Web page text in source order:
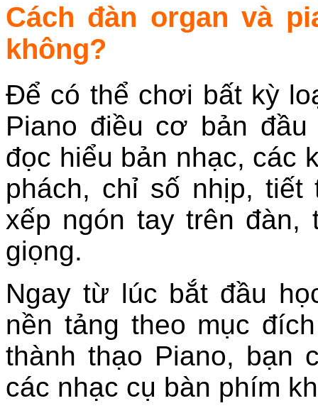
Cách đàn organ và
không?
Để có thể chơi bất kỳ
Piano điều cơ bản
đọc hiểu bản nhạc, các
phách, chỉ số nhịp,
xếp ngón tay trên
giọng.
Ngay từ lúc bắt đầu
nền tảng theo mục
thành thạo Piano, bạn
các nhạc cụ bàn phím